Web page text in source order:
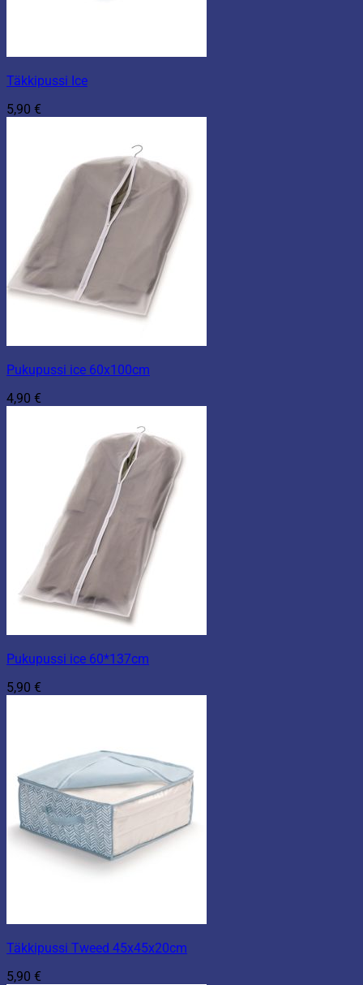
Täkkipussi Ice
5,90 €
Pukupussi ice 60x100cm
4,90 €
Pukupussi ice 60*137cm
5,90 €
Täkkipussi Tweed 45x45x20cm
5,90 €